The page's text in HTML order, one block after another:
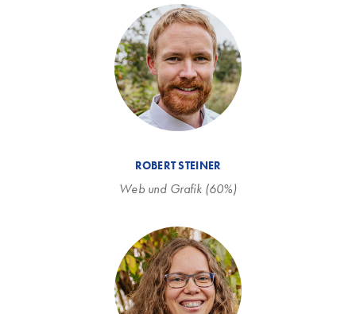
ROBERT STEINER
Web und Grafik (60%)